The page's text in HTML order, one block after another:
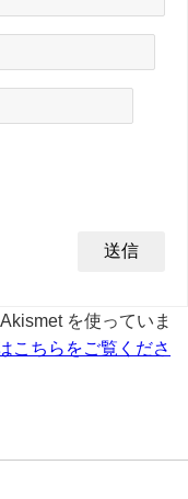
を使っていま
こちらをご覧くださ